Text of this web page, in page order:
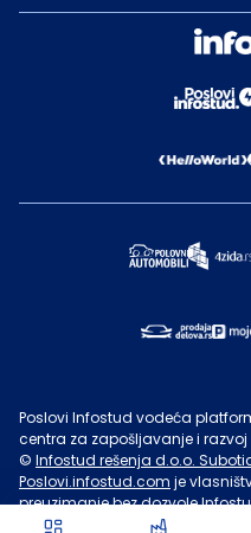
Poslovi Infostud vodeća
centra za zapošljavanje i
© Infostud rešenja d.o.o.
Poslovi.infostud.com je
preuzimanje bez dozvole
u druge svrhe, osim za lične